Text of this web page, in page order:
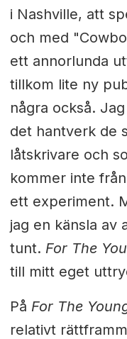
i Nashville, att
och med
ett annorlunda
tillkom lite ny
några också.
det hantverk de
låtskrivare och
kommer inte
ett experiment.
jag en känsla av
tunt. For The
till mitt eget
På For The
relativt